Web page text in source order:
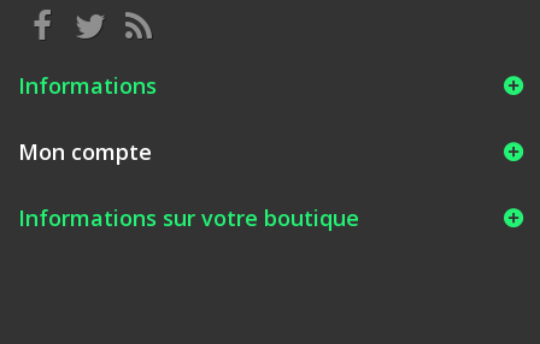
Informations
Mon compte
Informations sur votre boutique